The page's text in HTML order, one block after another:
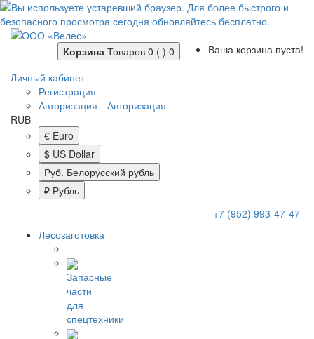
Корзина Товаров 0 ( ) 0
Ваша корзина пуста!
Личный кабинет
Регистрация
Авторизация
Авторизация
RUB
€ Euro
$ US Dollar
Руб. Белорусский рубль
₽ Рубль
+7 (952) 993-47-47
Лесозаготовка
Запасные
части
для
спецтехники